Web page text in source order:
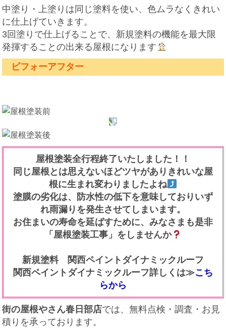
中塗り・上塗りは同じ塗料を使い、色ムラなくきれい
に仕上げていきます。
3回塗りで仕上げることで、新規塗料の機能を最大限
発揮することの出来る屋根になります
ビフォーアフター
屋根塗装全行程終了いたしました！！
同じ屋根とは思えないほどツヤがありきれいな屋
根に生まれ変わりましたよね
塗膜の劣化は、防水性の低下を意味しておりいず
れ雨漏りを発生させてしまいます。
お住まいの寿命を延ばすために、みなさまも是非
「屋根塗装工事」をしませんか
新規塗料 関西ペイントダイナミックルーフ
関西ペイントダイナミックルーフ詳しくは≫こち
らから
街の屋根やさん春日部店では、無料点検・調査・お見
積りを承っております。